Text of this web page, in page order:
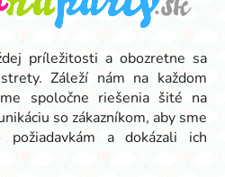
príležitosti a obozretne sa
Záleží nám na každom
spoločne riešenia šité na
so zákazníkom, aby sme
a dokázali ich